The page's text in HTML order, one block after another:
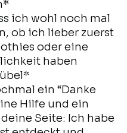
ich wohl noch mal
ob ich lieber zuerst
oder eine
haben
ein “Danke
Hilfe und ein
Seite: Ich habe